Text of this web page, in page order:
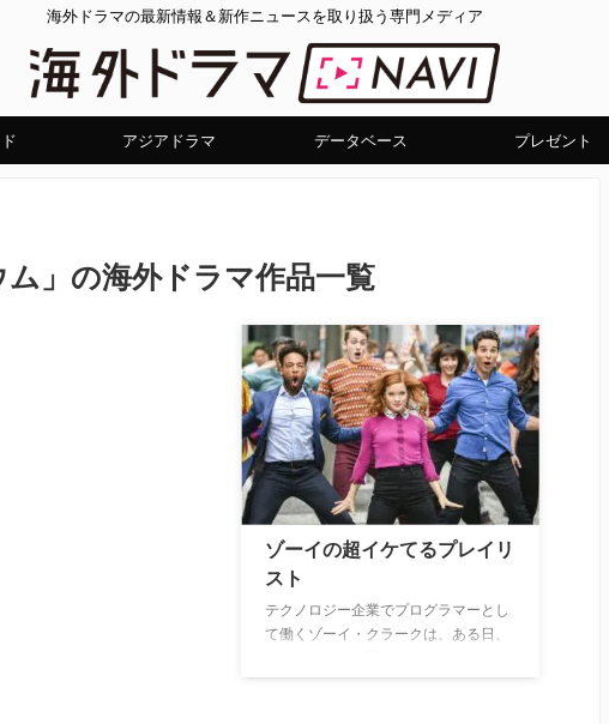
海外ドラマの最新情報＆新作ニュースを取り扱う専門メディア
アジアドラマ データベース プレゼント
」の海外ドラマ作品一覧
ゾーイの超イケてるプレイリ
スト
テクノロジー企業でプログラマーとし
て働くゾーイ・クラークは、ある日、